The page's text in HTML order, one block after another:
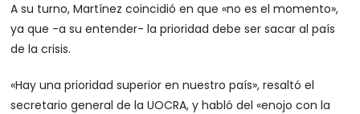
A su turno, Martínez coincidió en que «no es el momento»,
ya que -a su entender- la prioridad debe ser sacar al país
de la crisis.
«Hay una prioridad superior en nuestro país», resaltó el
secretario general de la UOCRA, y habló del «enojo con la